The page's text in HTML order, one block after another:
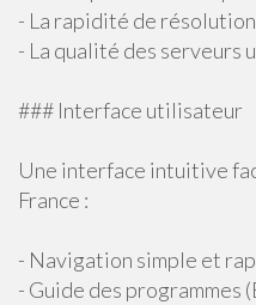
- La rapidité de
- La qualité des serveurs
### Interface utilisateur
Une interface intuitive
France :
- Navigation simple et
- Guide des programmes